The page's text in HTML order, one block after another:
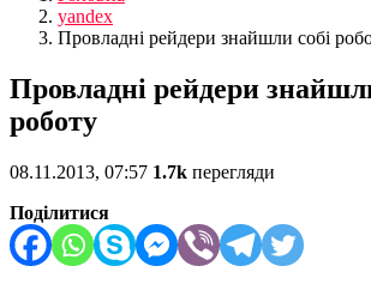
yandex
Провладні рейдери знайшли собі
Провладні рейдери
роботу
08.11.2013, 07:57 1.7k перегляди
Поділитися